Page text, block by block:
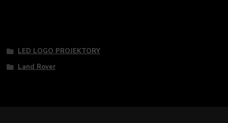
LED LOGO PROJEKTORY
Land Rover